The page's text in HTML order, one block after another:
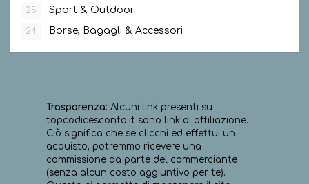
25 Sport & Outdoor
24 Borse, Bagagli & Accessori
Trasparenza: Alcuni link presenti su
topcodicesconto.it sono link di affiliazione.
Ciò significa che se clicchi ed effettui un
acquisto, potremmo ricevere una
commissione da parte del commerciante
(senza alcun costo aggiuntivo per te).